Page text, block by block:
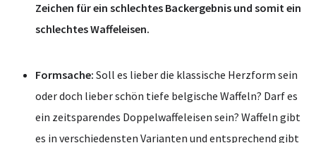
Zeichen für ein schlechtes Backergebnis und somit ein
schlechtes Waffeleisen.
Formsache: Soll es lieber die klassische Herzform sein
oder doch lieber schön tiefe belgische Waffeln? Darf es
ein zeitsparendes Doppelwaffeleisen sein? Waffeln gibt
es in verschiedensten Varianten und entsprechend gibt